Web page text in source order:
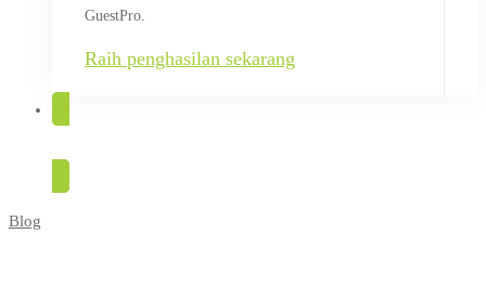
GuestPro.
Raih penghasilan sekarang
Pentingnya
Blog